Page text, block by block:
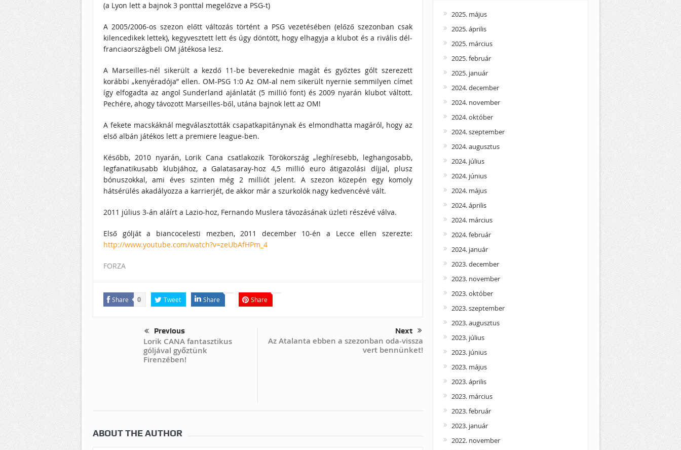
(a Lyon lett a bajnok 3 ponttal megelőzve a PSG-t)
A 2005/2006-os szezon előtt változás történt a PSG vezetésében (előző szezonban csak
kilencedikek lettek), kegyvesztett lett és úgy döntött, hogy elhagyja a klubot és a rivális dél-
franciaországbeli OM játékosa lesz.
A Marseilles-nél sikerült a kezdő 11-be beverekednie magát és győztes gólt szerezett
korábbi „kenyéradója” ellen. OM-PSG 1:0 Az OM-al nem sikerült nyernie semmilyen címet
így elfogadta az angol Sunderland ajánlatát (5 millió font) és 2009 nyarán klubot váltott.
Pechére, ahogy távozott Marseilles-ből, utána bajnok lett az OM!
A fekete macskáknál megválasztották csapatkapitánynak és elmondhatta magáról, hogy az
első albán játékos lett a premiere league-ben.
Később, 2010 nyarán, Lorik Cana csatlakozik Törökország „leghíresebb, leghangosabb,
legfanatikusabb klubjához, a Galatasaray-hoz 4,5 millió euro átigazolási díjjal, plusz
bónuszokkal, ami éves szinten még 2 milliót jelent. A szezon közepén egy komoly
hátsérülés akadályozza a karrierjét, de akkor már a szurkolók nagy kedvencévé vált.
2011 július 3-án aláírt a Lazio-hoz, Fernando Muslera távozásának üzleti részévé válva.
Első gólját a biancocelesti mezben, 2011 december 10-én a Lecce ellen szerezte:
http://www.youtube.com/watch?v=zeUbAfHPm_4
FORZA
Share 0 Tweet Share Share
Previous
Lorik CANA fantasztikus
góljával győztünk
Firenzében!
Next
Az Atalanta ebben a szezonban oda-vissza
vert bennünket!
ABOUT THE AUTHOR
2025. május
2025. április
2025. március
2025. február
2025. január
2024. december
2024. november
2024. október
2024. szeptember
2024. augusztus
2024. július
2024. június
2024. május
2024. április
2024. március
2024. február
2024. január
2023. december
2023. november
2023. október
2023. szeptember
2023. augusztus
2023. július
2023. június
2023. május
2023. április
2023. március
2023. február
2023. január
2022. november